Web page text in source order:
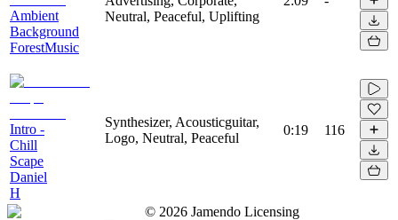
Ambient
Background
ForestMusic
Neutral, Peaceful, Uplifting
Intro -
Chill
Scape
Daniel
H
Synthesizer, Acousticguitar,
Logo, Neutral, Peaceful
0:19 116
© 2026 Jamendo Licensing